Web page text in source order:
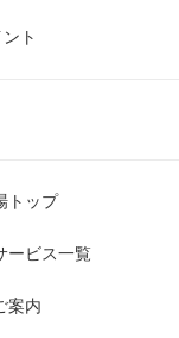
ト
トップ
ービス一覧
案内